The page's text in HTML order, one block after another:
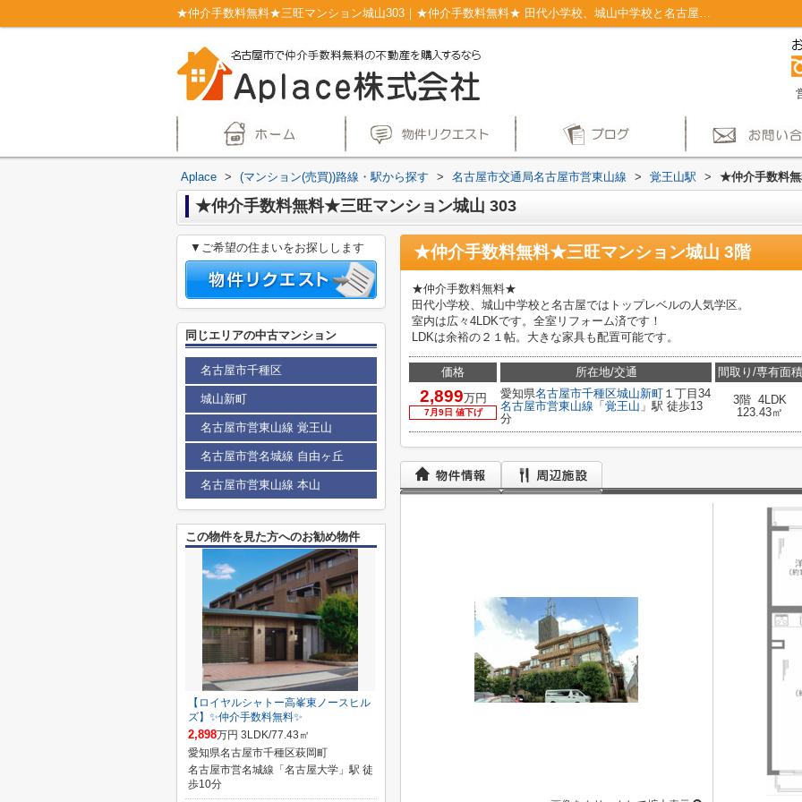
★仲介手数料無料★三旺マンション城山303｜★仲介手数料無料★ 田代小学校、城山中学校と名古屋ではトップレベルの人気学区。 室内は広々4LDKです。全室リフォーム済です！ LDKは余裕の２１帖。大きな家具も配置可能です。｜仲介手数料無料！名古屋市で新築戸建てを探すならAplace
Aplace > (マンション(売買))路線・駅から探す > 名古屋市交通局名古屋市営東山線 > 覚王山駅 > ★仲介手数料
★仲介手数料無料★三旺マンション城山 303
★仲介手数料無料★三旺マンション城山 3階
★仲介手数料無料★
田代小学校、城山中学校と名古屋ではトップレベルの人気学区。
室内は広々4LDKです。全室リフォーム済です！
LDKは余裕の２１帖。大きな家具も配置可能です。
価格
2,899万円
7月9日 値下げ
所在地/交通
愛知県名古屋市千種区城山新町 １丁目34
名古屋市営東山線 「 覚王山 」駅 徒歩13
分
間取り/専有面積
3階 4LDK
123.43㎡
▼ご希望の住まいをお探しします
同じエリアの中古マンション
名古屋市千種区
城山新町
名古屋市営東山線 覚王山
名古屋市営名城線 自由ヶ丘
名古屋市営東山線 本山
この物件を見た方へのお勧め物件
【ロイヤルシャトー高峯東ノースヒル
ズ】✨仲介手数料無料✨
2,898万円 3LDK/77.43㎡
愛知県名古屋市千種区萩岡町
名古屋市営名城線「名古屋大学」駅 徒
歩10分